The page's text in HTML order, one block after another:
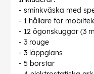
- sminkväska med
- 1 hållare för
- 12 ögonskuggor (3
- 3 rouge
- 3 läppglans
- 5 borstar